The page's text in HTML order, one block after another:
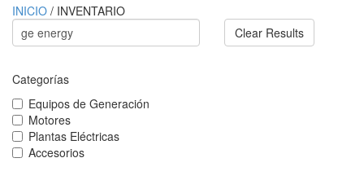
INICIO / INVENTARIO
Clear Results
Categorías
Equipos de Generación
Motores
Plantas Eléctricas
Accesorios